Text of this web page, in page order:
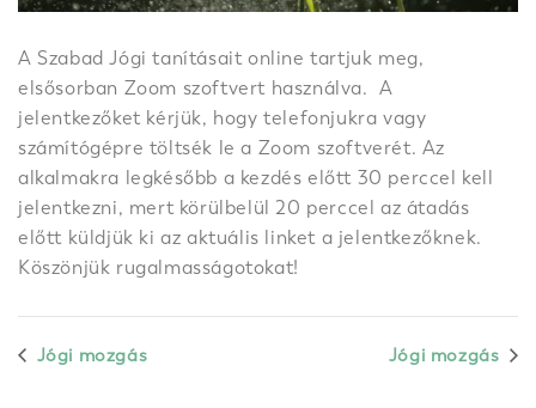
A Szabad Jógi tanításait online tartjuk meg,
elsősorban Zoom szoftvert használva. A
jelentkezőket kérjük, hogy telefonjukra vagy
számítógépre töltsék le a Zoom szoftverét. Az
alkalmakra legkésőbb a kezdés előtt 30 perccel kell
jelentkezni, mert körülbelül 20 perccel az átadás
előtt küldjük ki az aktuális linket a jelentkezőknek.
Köszönjük rugalmasságotokat!
Jógi mozgás Jógi mozgás